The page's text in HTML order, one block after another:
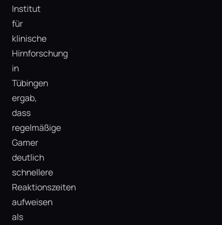
Institut
für
klinische
Hirnforschung
in
Tübingen
ergab,
dass
regelmäßige
Gamer
deutlich
schnellere
Reaktionszeiten
aufweisen
als